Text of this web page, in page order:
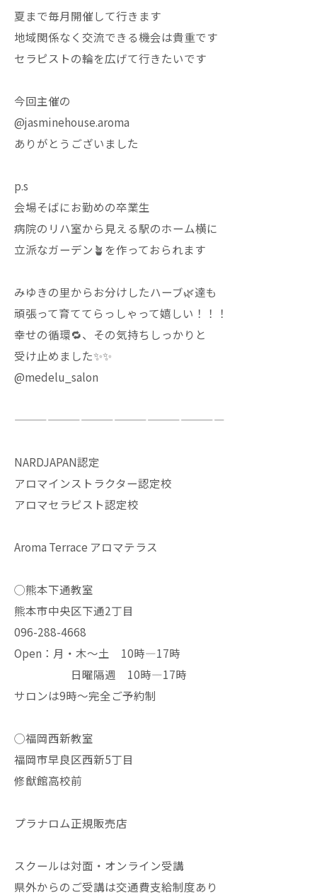
夏まで毎月開催して行きます
地域関係なく交流できる機会は貴重です
セラピストの輪を広げて行きたいです
今回主催の
@jasminehouse.aroma
ありがとうございました
p.s
会場そばにお勤めの卒業生
病院のリハ室から見える駅のホーム横に
立派なガーデン🪴を作っておられます
みゆきの里からお分けしたハーブ🌿達も
頑張って育ててらっしゃって嬉しい！！！
幸せの循環🔁、その気持ちしっかりと
受け止めました✨✨
@medelu_salon
———————————————————
NARDJAPAN認定
アロマインストラクター認定校
アロマセラピスト認定校
Aroma Terrace アロマテラス
◯熊本下通教室
熊本市中央区下通2丁目
096-288-4668
Open：月・木〜土 10時—17時
日曜隔週 10時—17時
サロンは9時〜完全ご予約制
◯福岡西新教室
福岡市早良区西新5丁目
修猷館高校前
プラナロム正規販売店
スクールは対面・オンライン受講
県外からのご受講は交通費支給制度あり